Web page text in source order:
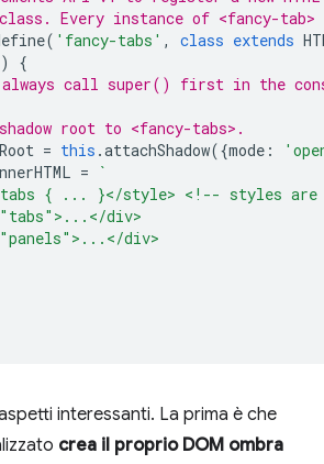
Every instance of <fancy-
( 'fancy-tabs' , class extends
{
call super() first in the
root to <fancy-tabs>.
= this .attachShadow({mode :
=
`
{ ... }</style> <!-- styles
div>
div>
interessanti. La prima è che
crea il proprio DOM ombra